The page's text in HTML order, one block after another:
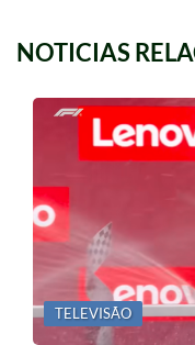
NOTICIAS
TELEVISÃO